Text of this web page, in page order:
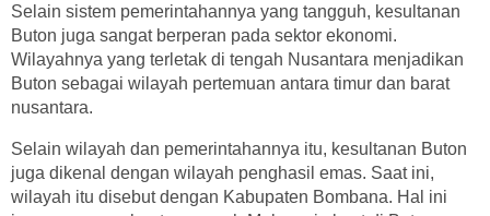
Selain sistem pemerintahannya yang tangguh, kesultanan
Buton juga sangat berperan pada sektor ekonomi.
Wilayahnya yang terletak di tengah Nusantara menjadikan
Buton sebagai wilayah pertemuan antara timur dan barat
nusantara.
Selain wilayah dan pemerintahannya itu, kesultanan Buton
juga dikenal dengan wilayah penghasil emas. Saat ini,
wilayah itu disebut dengan Kabupaten Bombana. Hal ini